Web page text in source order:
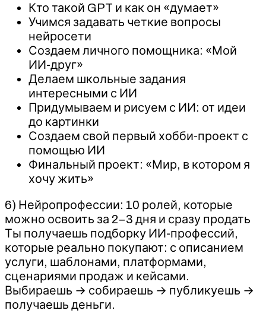
Кто такой GPT и как он «думает»
Учимся задавать четкие вопросы
нейросети
Создаем личного помощника: «Мой
ИИ-друг»
Делаем школьные задания
интересными с ИИ
Придумываем и рисуем с ИИ: от идеи
до картинки
Создаем свой первый хобби-проект с
помощью ИИ
Финальный проект: «Мир, в котором я
хочу жить»
6) Нейропрофессии: 10 ролей, которые
можно освоить за 2−3 дня и сразу продать
Ты получаешь подборку ИИ-профессий,
которые реально покупают: с описанием
услуги, шаблонами, платформами,
сценариями продаж и кейсами.
Выбираешь → собираешь → публикуешь →
получаешь деньги.